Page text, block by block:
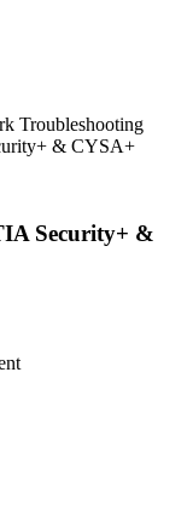
Troubleshooting
Security+ &